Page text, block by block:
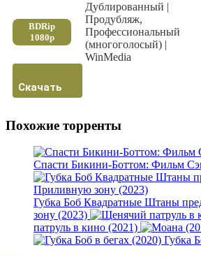
BDRip
1080p
Дублированный |
Продубляж,
Профессиональный
(многоголосый) |
WinMedia
Скачать
Похожие торренты
Спасти Бикини-Боттом: Фильм
Губка Боб Квадратные Штаны
зону (2023)
патруль в кино (2021)
Губка